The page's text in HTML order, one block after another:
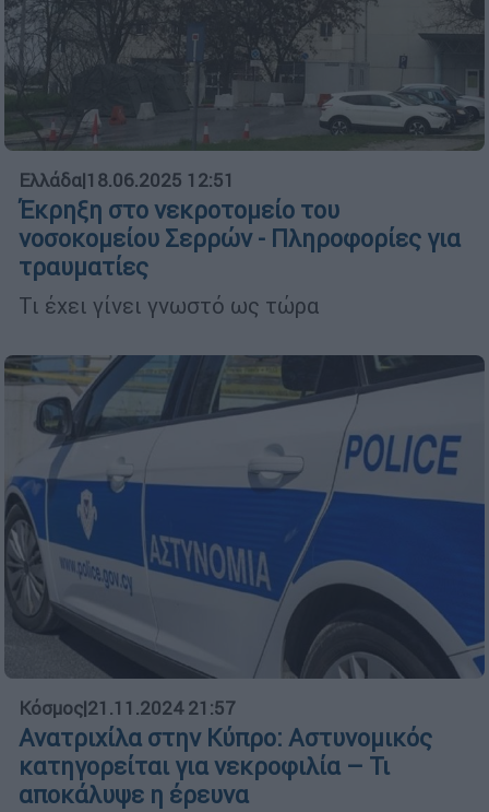
Ελλάδα|18.06.2025 12:51
Έκρηξη στο νεκροτομείο του
νοσοκομείου Σερρών - Πληροφορίες για
τραυματίες
Τι έχει γίνει γνωστό ως τώρα
Κόσμος|21.11.2024 21:57
Ανατριχίλα στην Κύπρο: Αστυνομικός
κατηγορείται για νεκροφιλία – Τι
αποκάλυψε η έρευνα